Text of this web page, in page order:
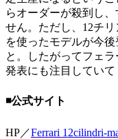
らオーダーが殺到し
せん。ただし、12チ
を使ったモデルが今
と。したがってフェ
発表にも注目していて
◾️公式サイト
HP／Ferrari 12cilindri-